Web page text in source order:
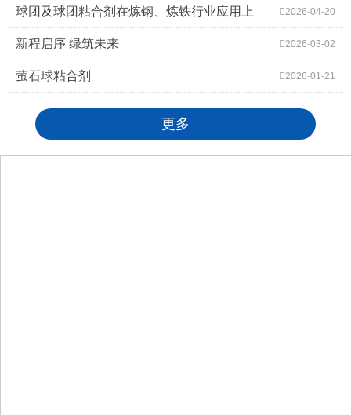
2026-04-20
球团及球团粘合剂在炼钢、炼铁行业应用上
2026-03-02
新程启序 绿筑未来
2026-01-21
萤石球粘合剂
更多